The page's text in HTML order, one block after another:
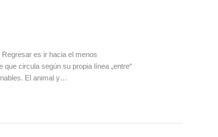
es ir hacia el menos
circula según su propia línea „entre“
El animal y…